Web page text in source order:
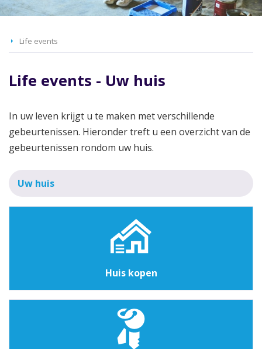
Life events
Life events - Uw huis
In uw leven krijgt u te maken met verschillende
gebeurtenissen. Hieronder treft u een overzicht van de
gebeurtenissen rondom uw huis.
Uw huis
Huis kopen